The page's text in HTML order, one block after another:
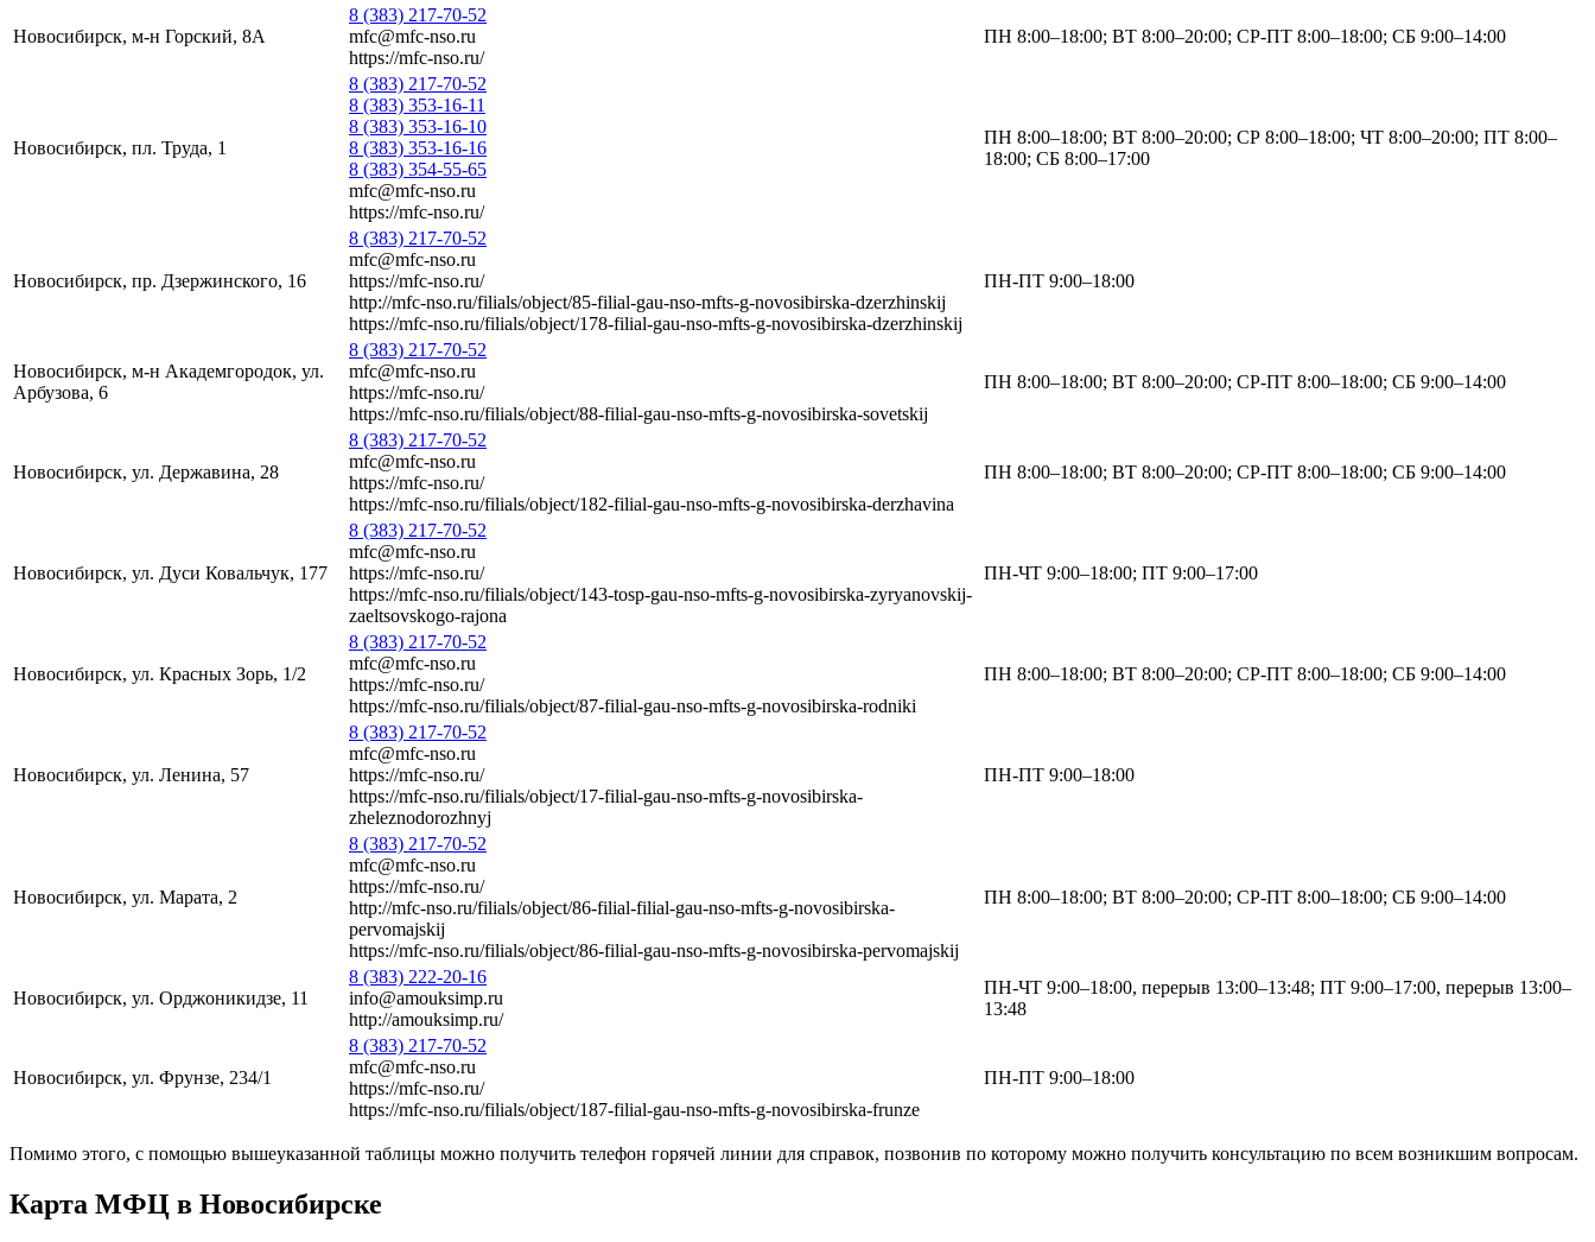
Новосибирск, м-н Горский, 8А
8 (383) 217-70-52
mfc@mfc-nso.ru
https://mfc-nso.ru/
ПН 8:00–18:00; ВТ 8:00–20:00; СР-ПТ 8:00–18:00; СБ 9:00–14:00
Новосибирск, пл. Труда, 1
8 (383) 217-70-52
8 (383) 353-16-11
8 (383) 353-16-10
8 (383) 353-16-16
8 (383) 354-55-65
mfc@mfc-nso.ru
https://mfc-nso.ru/
ПН 8:00–18:00; ВТ 8:00–20:00; СР 8:00–18:00; ЧТ 8:00–20:00; ПТ 8:00–
18:00; СБ 8:00–17:00
Новосибирск, пр. Дзержинского, 16
8 (383) 217-70-52
mfc@mfc-nso.ru
https://mfc-nso.ru/
http://mfc-nso.ru/filials/object/85-filial-gau-nso-mfts-g-novosibirska-dzerzhinskij
https://mfc-nso.ru/filials/object/178-filial-gau-nso-mfts-g-novosibirska-dzerzhinskij
ПН-ПТ 9:00–18:00
Новосибирск, м-н Академгородок, ул.
Арбузова, 6
8 (383) 217-70-52
mfc@mfc-nso.ru
https://mfc-nso.ru/
https://mfc-nso.ru/filials/object/88-filial-gau-nso-mfts-g-novosibirska-sovetskij
ПН 8:00–18:00; ВТ 8:00–20:00; СР-ПТ 8:00–18:00; СБ 9:00–14:00
Новосибирск, ул. Державина, 28
8 (383) 217-70-52
mfc@mfc-nso.ru
https://mfc-nso.ru/
https://mfc-nso.ru/filials/object/182-filial-gau-nso-mfts-g-novosibirska-derzhavina
ПН 8:00–18:00; ВТ 8:00–20:00; СР-ПТ 8:00–18:00; СБ 9:00–14:00
Новосибирск, ул. Дуси Ковальчук, 177
8 (383) 217-70-52
mfc@mfc-nso.ru
https://mfc-nso.ru/
https://mfc-nso.ru/filials/object/143-tosp-gau-nso-mfts-g-novosibirska-zyryanovskij-
zaeltsovskogo-rajona
ПН-ЧТ 9:00–18:00; ПТ 9:00–17:00
Новосибирск, ул. Красных Зорь, 1/2
8 (383) 217-70-52
mfc@mfc-nso.ru
https://mfc-nso.ru/
https://mfc-nso.ru/filials/object/87-filial-gau-nso-mfts-g-novosibirska-rodniki
ПН 8:00–18:00; ВТ 8:00–20:00; СР-ПТ 8:00–18:00; СБ 9:00–14:00
Новосибирск, ул. Ленина, 57
8 (383) 217-70-52
mfc@mfc-nso.ru
https://mfc-nso.ru/
https://mfc-nso.ru/filials/object/17-filial-gau-nso-mfts-g-novosibirska-
zheleznodorozhnyj
ПН-ПТ 9:00–18:00
Новосибирск, ул. Марата, 2
8 (383) 217-70-52
mfc@mfc-nso.ru
https://mfc-nso.ru/
http://mfc-nso.ru/filials/object/86-filial-filial-gau-nso-mfts-g-novosibirska-
pervomajskij
https://mfc-nso.ru/filials/object/86-filial-gau-nso-mfts-g-novosibirska-pervomajskij
ПН 8:00–18:00; ВТ 8:00–20:00; СР-ПТ 8:00–18:00; СБ 9:00–14:00
Новосибирск, ул. Орджоникидзе, 11
8 (383) 222-20-16
info@amouksimp.ru
http://amouksimp.ru/
ПН-ЧТ 9:00–18:00, перерыв 13:00–13:48; ПТ 9:00–17:00, перерыв 13:00–
13:48
Новосибирск, ул. Фрунзе, 234/1
8 (383) 217-70-52
mfc@mfc-nso.ru
https://mfc-nso.ru/
https://mfc-nso.ru/filials/object/187-filial-gau-nso-mfts-g-novosibirska-frunze
ПН-ПТ 9:00–18:00
Помимо этого, с помощью вышеуказанной таблицы можно получить телефон горячей линии для справок, позвонив по которому можно получить консультацию по всем возникшим вопросам.
Карта МФЦ в Новосибирске